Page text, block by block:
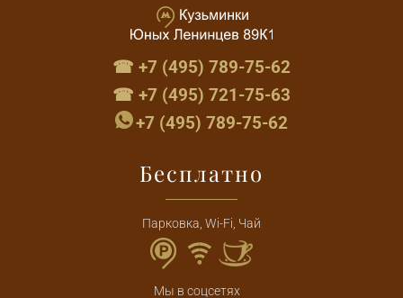
☎ +7 (495) 789-75-62
☎ +7 (495) 721-75-63
+7 (495) 789-75-62
Бесплатно
Парковка, Wi-Fi, Чай
Мы в соцсетях